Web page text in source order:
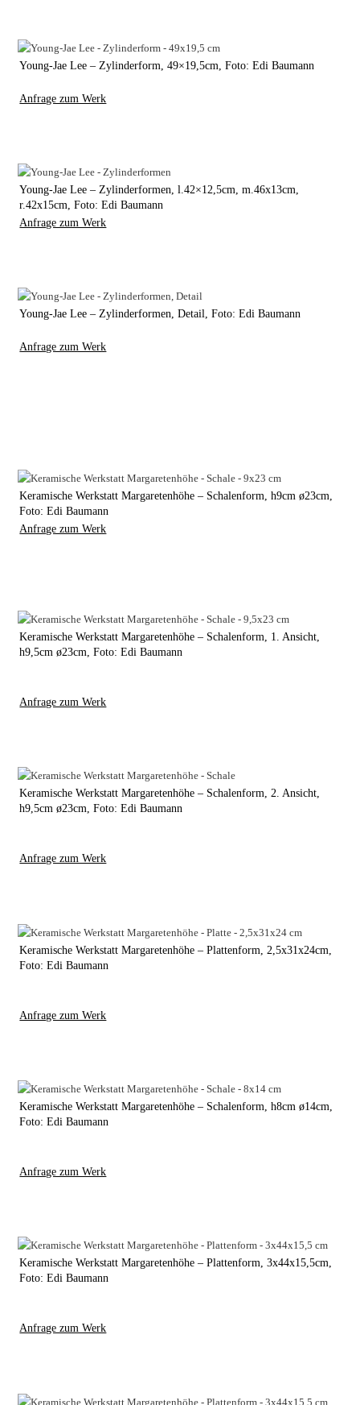
Young-Jae Lee – Zylinderform, 49×19,5cm, Foto: Edi Baumann
Anfrage zum Werk
Young-Jae Lee – Zylinderformen, l.42×12,5cm, m.46x13cm,
r.42x15cm, Foto: Edi Baumann
Anfrage zum Werk
Young-Jae Lee – Zylinderformen, Detail, Foto: Edi Baumann
Anfrage zum Werk
Keramische Werkstatt Margaretenhöhe – Schalenform, h9cm ø23cm,
Foto: Edi Baumann
Anfrage zum Werk
Keramische Werkstatt Margaretenhöhe – Schalenform, 1. Ansicht,
h9,5cm ø23cm, Foto: Edi Baumann
Anfrage zum Werk
Keramische Werkstatt Margaretenhöhe – Schalenform, 2. Ansicht,
h9,5cm ø23cm, Foto: Edi Baumann
Anfrage zum Werk
Keramische Werkstatt Margaretenhöhe – Plattenform, 2,5x31x24cm,
Foto: Edi Baumann
Anfrage zum Werk
Keramische Werkstatt Margaretenhöhe – Schalenform, h8cm ø14cm,
Foto: Edi Baumann
Anfrage zum Werk
Keramische Werkstatt Margaretenhöhe – Plattenform, 3x44x15,5cm,
Foto: Edi Baumann
Anfrage zum Werk